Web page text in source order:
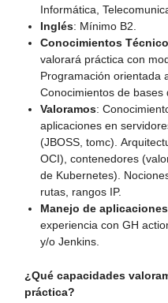
Informática,
Inglés: Mínimo B2.
Conocimientos
valorará práctica con
Programación orientada
Conocimientos de bases
Valoramos:
aplicaciones en
(JBOSS, tomc).
OCI) , contenedores
de Kubernetes) N
rutas, rangos IP.
Manejo de
experiencia con GH
y/o Jenkins.
¿Qué capacidades
práctica?